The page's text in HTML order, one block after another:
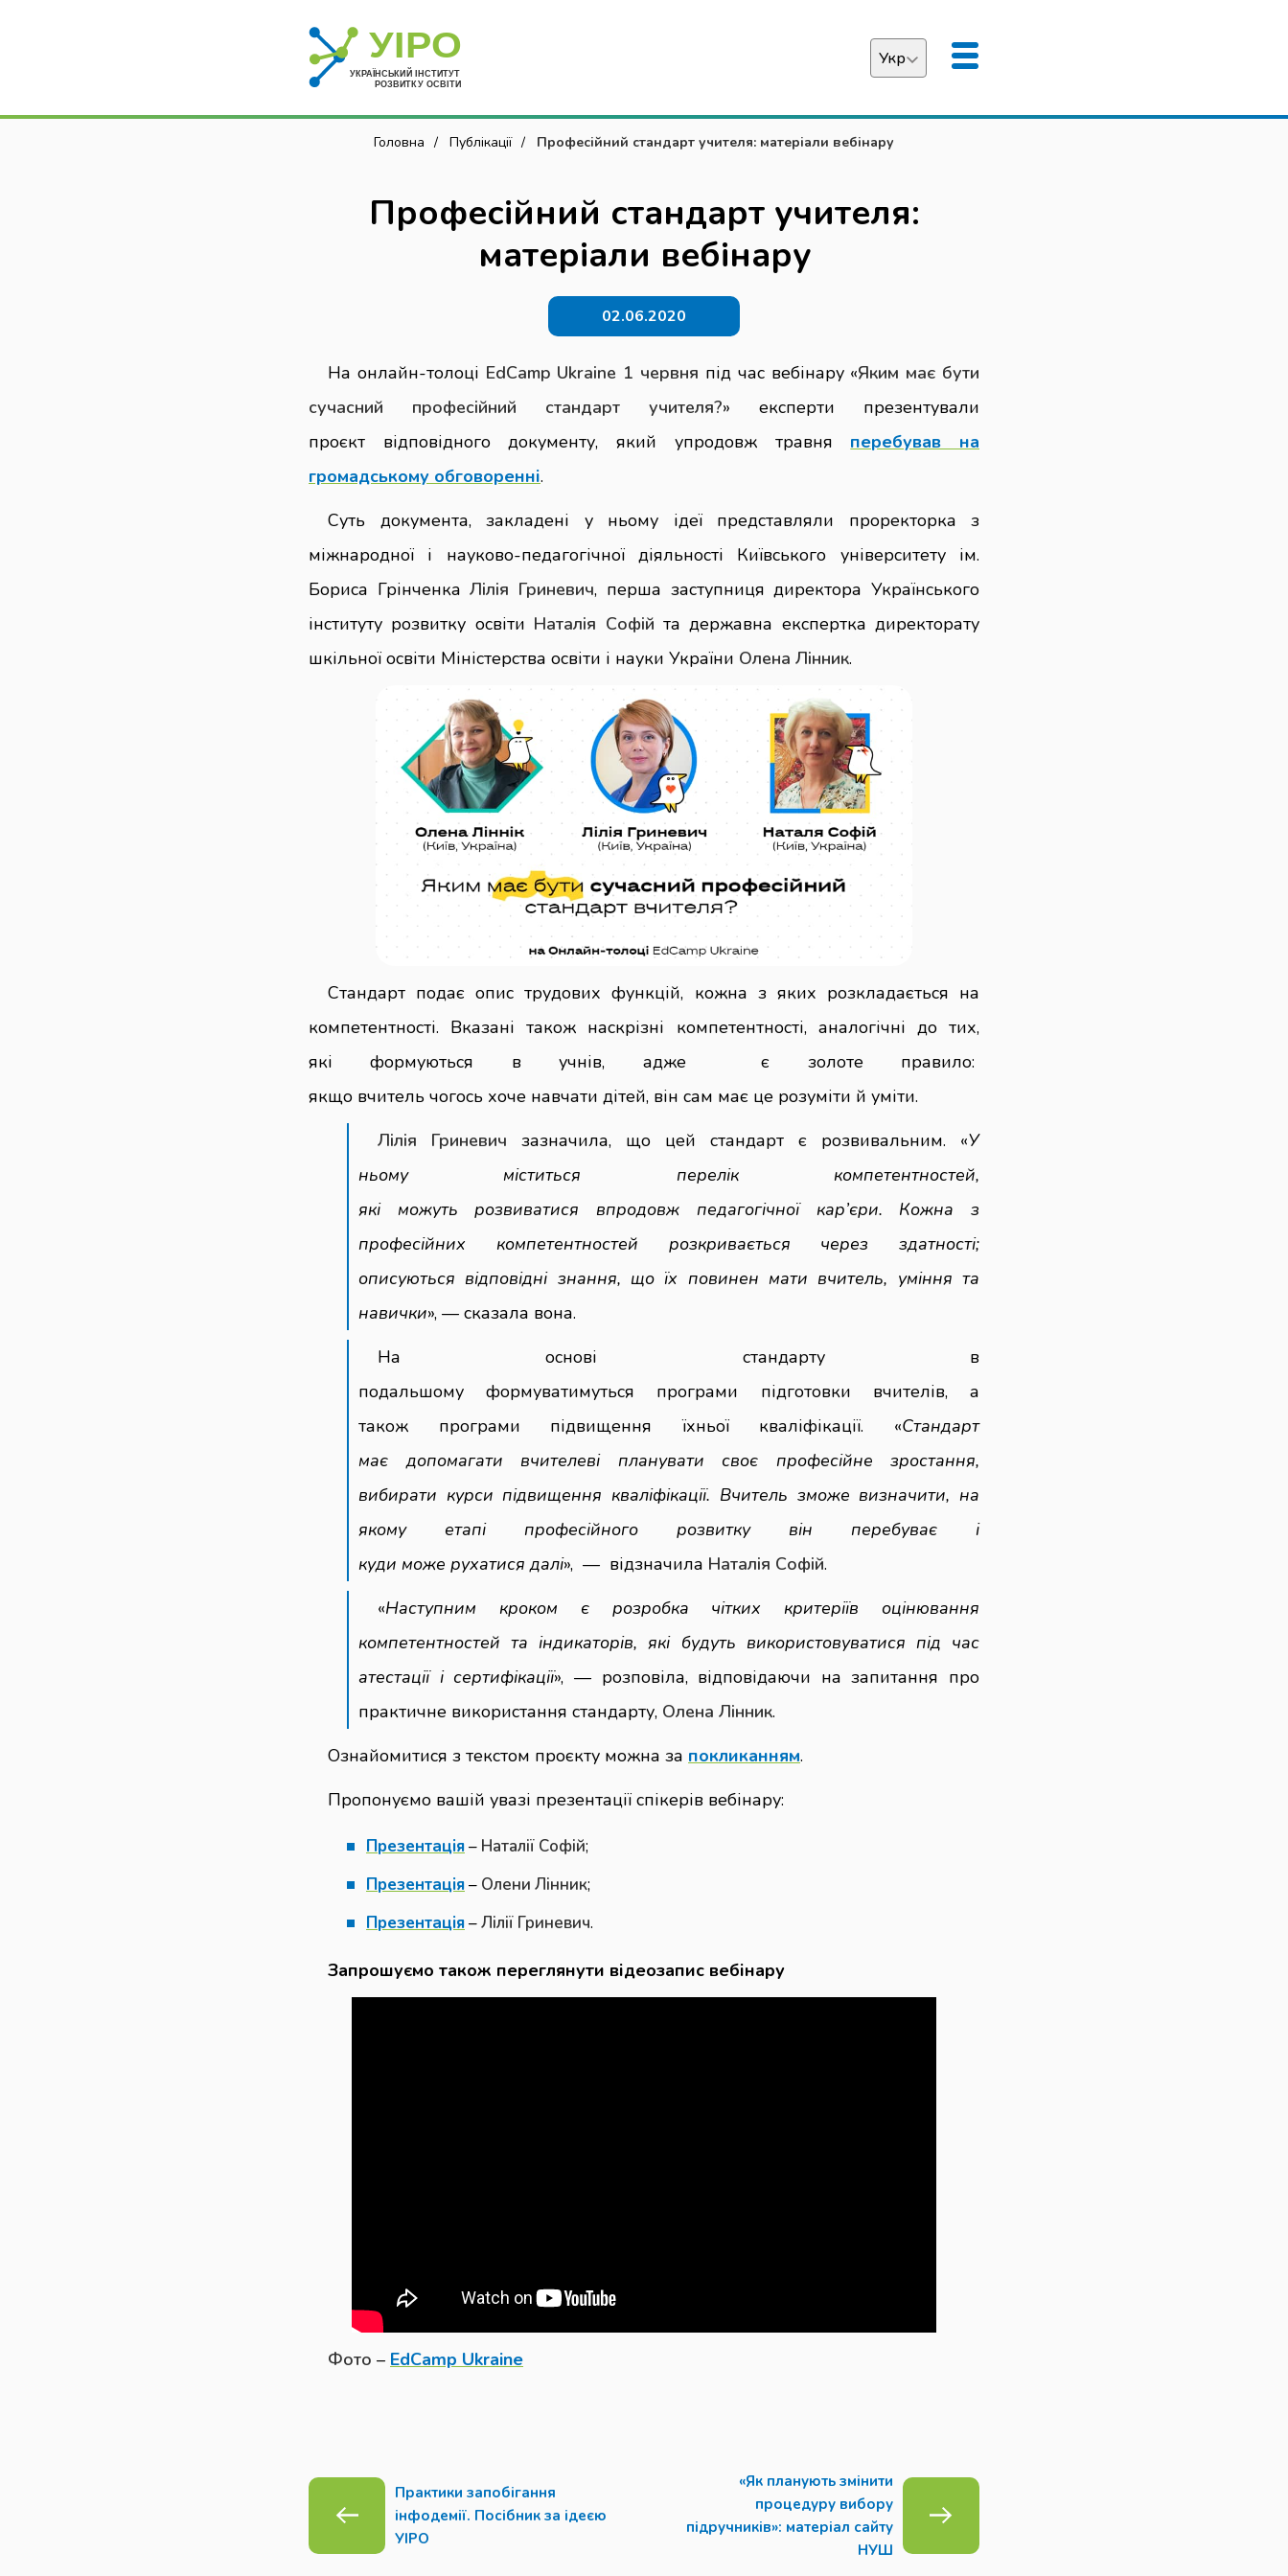
Укр
English
Головна Публікації Професійний стандарт учителя: матеріали вебінару
Професійний стандарт учителя:
матеріали вебінару
02.06.2020
На онлайн-толоці EdCamp Ukraine 1 червня під час вебінару «Яким має бути
сучасний професійний стандарт учителя?» експерти презентували
проєкт відповідного документу, який упродовж травня перебував на
громадському обговоренні.
Суть документа, закладені у ньому ідеї представляли проректорка з
міжнародної і науково-педагогічної діяльності Київського університету ім.
Бориса ГрінченкаЛілія Гриневич, перша заступниця директора Українського
інституту розвитку освіти Наталія Софій та державна експертка директорату
шкільної освіти Міністерства освіти і науки України Олена Лінник.
Стандарт подає опис трудових функцій, кожна з яких розкладається на
компетентності. Вказані також наскрізні компетентності, аналогічні до тих,
які формуються в учнів, адже є золоте правило:
якщо вчитель чогось хоче навчати дітей, він сам має це розуміти й уміти.
Лілія Гриневич зазначила, що цей стандарт є розвивальним. «У
ньому міститься перелік компетентностей,
які можуть розвиватися впродовж педагогічної кар’єри. Кожна з
професійних компетентностей розкривається через здатності;
описуються відповідні знання, що їх повинен мати вчитель, уміння та
навички», — сказала вона.
На основі стандарту в
подальшому формуватимуться програми підготовки вчителів, а
також програми підвищення їхньої кваліфікації. «Стандарт
має допомагати вчителеві планувати своє професійне зростання,
вибирати курси підвищення кваліфікації. Вчитель зможе визначити, на
якому етапі професійного розвитку він перебуває і
куди може рухатися далі», — відзначила Наталія Софій.
«Наступним кроком є розробка чітких критеріїв оцінювання
компетентностей та індикаторів, які будуть використовуватися під час
атестації і сертифікації», — розповіла, відповідаючи на запитання про
практичне використання стандарту, Олена Лінник.
Ознайомитися з текстом проєкту можна за покликанням.
Пропонуємо вашій увазі презентації спікерів вебінару:
Презентація– Наталії Софій;
Презентація– Олени Лінник;
Презентація–Лілії Гриневич.
Запрошуємо також переглянути відеозапис вебінару
Фото – EdCamp Ukraine
Практики запобігання
інфодемії. Посібник за ідеєю
УІРО
«Як планують змінити
процедуру вибору
підручників»: матеріал сайту
НУШ